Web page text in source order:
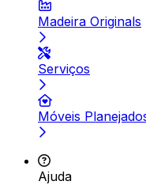
Madeira Originals
Serviços
Móveis
Ajuda